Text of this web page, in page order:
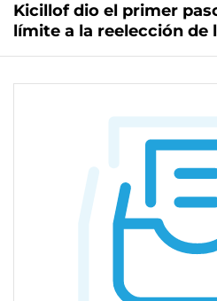
Kicillof dio el primer
límite a la reelección de